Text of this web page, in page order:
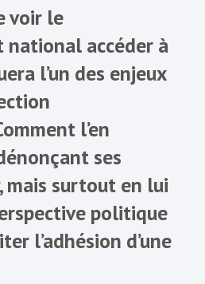
voir le
national accéder à
l’un des enjeux
l’en
ses
mais surtout en lui
politique
l’adhésion d’une